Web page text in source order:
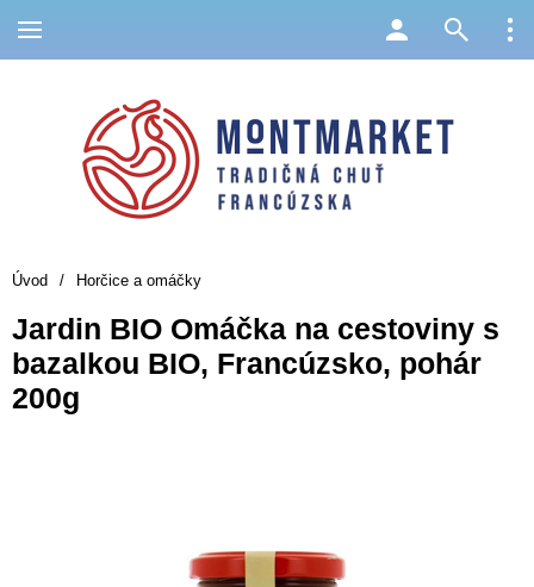
Úvod / Horčice a omáčky
Jardin BIO Omáčka na cestoviny s
bazalkou BIO, Francúzsko, pohár
200g